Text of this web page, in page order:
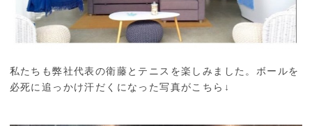
私たちも弊社代表の衛藤とテニスを楽しみました。ボールを
必死に追っかけ汗だくになった写真がこちら↓